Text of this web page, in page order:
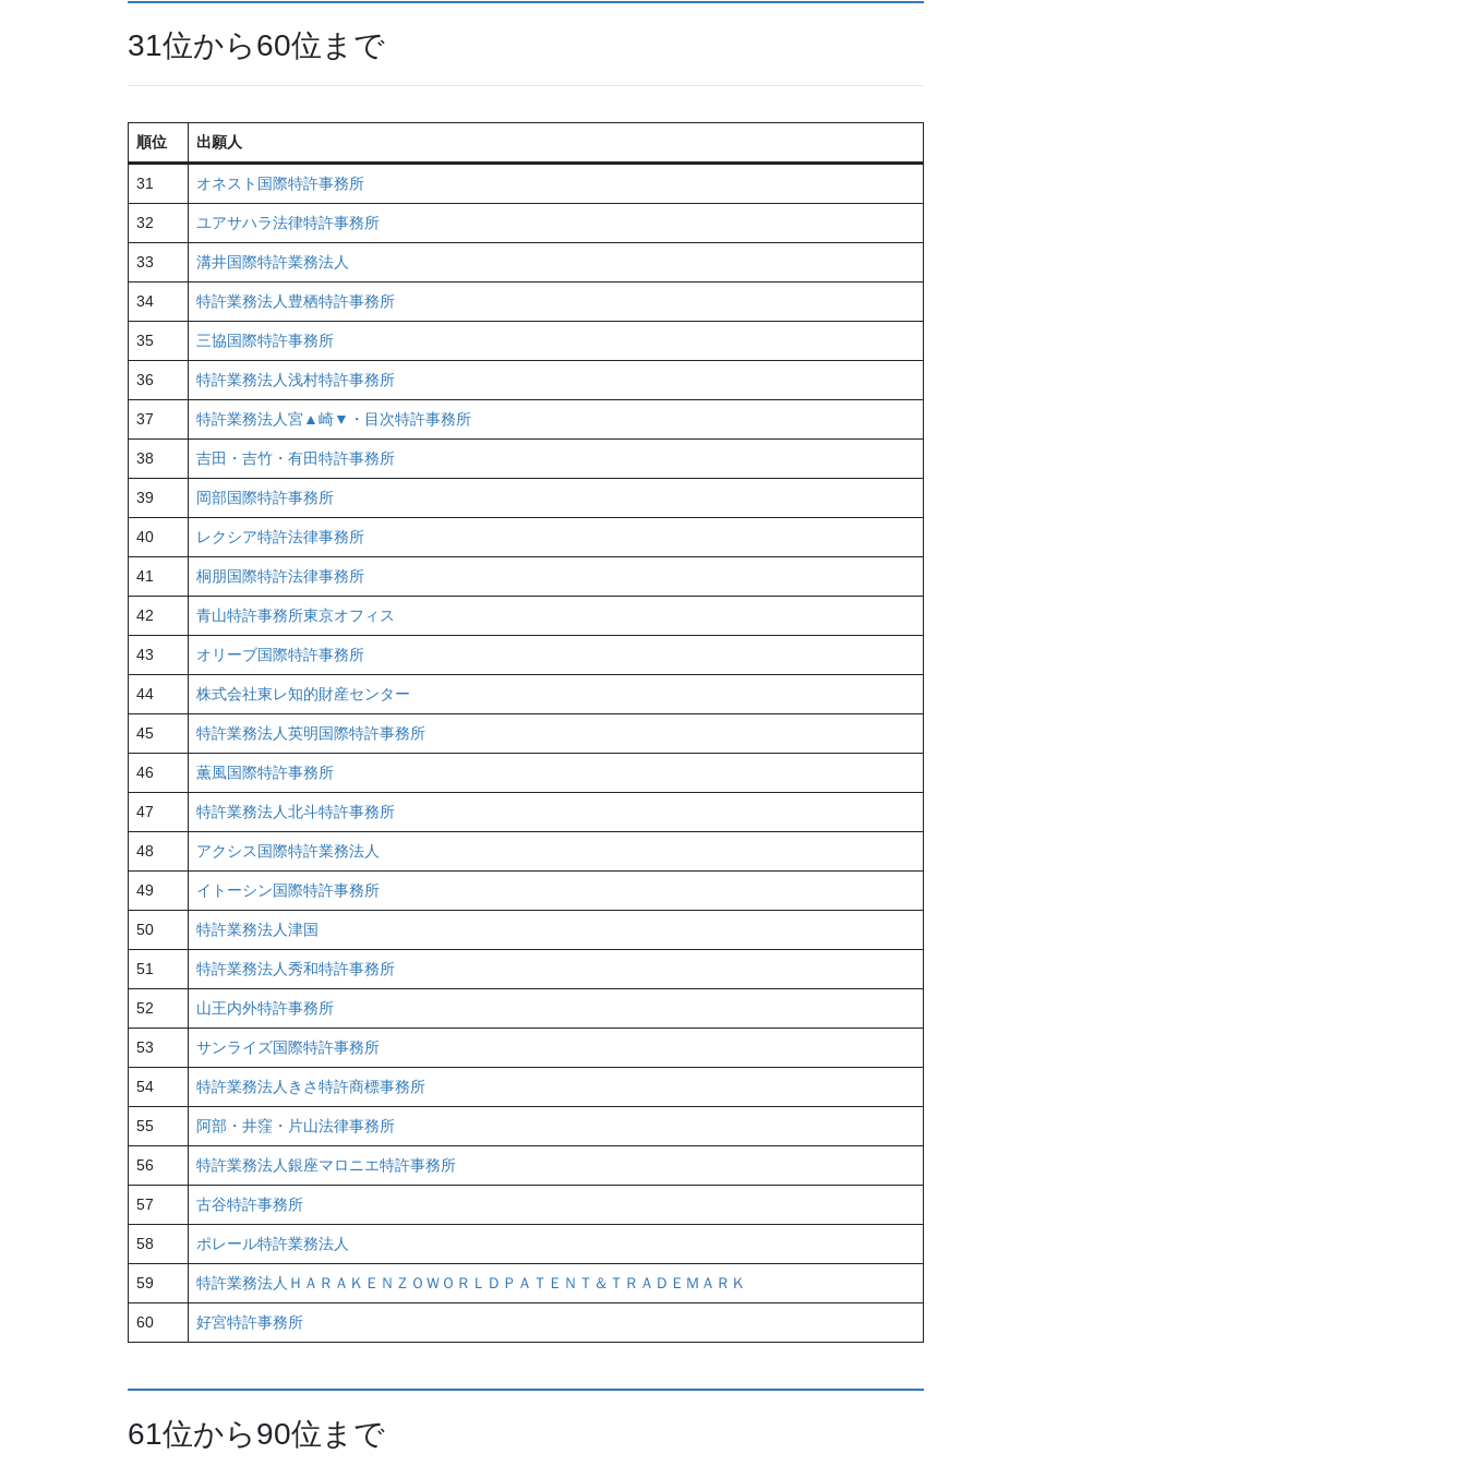
31位から60位まで
順位 出願人
31 オネスト国際特許事務所
32 ユアサハラ法律特許事務所
33 溝井国際特許業務法人
34 特許業務法人豊栖特許事務所
35 三協国際特許事務所
36 特許業務法人浅村特許事務所
37 特許業務法人宮▲崎▼・目次特許事務所
38 吉田・吉竹・有田特許事務所
39 岡部国際特許事務所
40 レクシア特許法律事務所
41 桐朋国際特許法律事務所
42 青山特許事務所東京オフィス
43 オリーブ国際特許事務所
44 株式会社東レ知的財産センター
45 特許業務法人英明国際特許事務所
46 薫風国際特許事務所
47 特許業務法人北斗特許事務所
48 アクシス国際特許業務法人
49 イトーシン国際特許事務所
50 特許業務法人津国
51 特許業務法人秀和特許事務所
52 山王内外特許事務所
53 サンライズ国際特許事務所
54 特許業務法人きさ特許商標事務所
55 阿部・井窪・片山法律事務所
56 特許業務法人銀座マロニエ特許事務所
57 古谷特許事務所
58 ポレール特許業務法人
59 特許業務法人ＨＡＲＡＫＥＮＺＯＷＯＲＬＤＰＡＴＥＮＴ＆ＴＲＡＤＥＭＡＲＫ
60 好宮特許事務所
61位から90位まで